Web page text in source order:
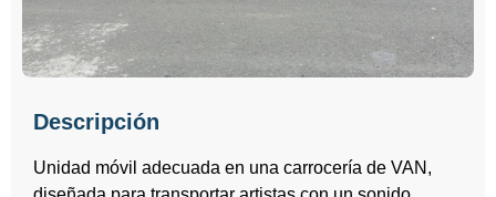
Descripción
Unidad móvil adecuada en una carrocería de VAN,